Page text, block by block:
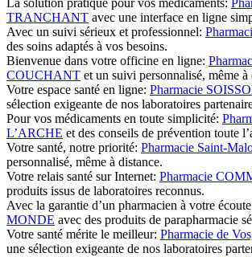
TRANCHANT avec une interface en ligne
Avec un suivi sérieux et professionnel:
des soins adaptés à vos besoins.
Bienvenue dans votre officine en ligne:
COUCHANT et un suivi personnalisé, même à
Votre espace santé en ligne: Pharmacie
sélection exigeante de nos laboratoires
Pour vos médicaments en toute simplicité:
L’ARCHE et des conseils de prévention toute
Votre santé, notre priorité: Pharmacie Saint-
personnalisé, même à distance.
Votre relais santé sur Internet: Pharmacie
produits issus de laboratoires reconnus.
Avec la garantie d’un pharmacien à votre
MONDE avec des produits de parapharmacie
Votre santé mérite le meilleur: Pharmacie de
une sélection exigeante de nos laboratoires